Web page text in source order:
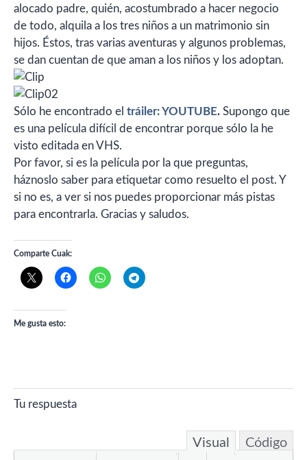
alocado padre, quién, acostumbrado a hacer negocio
de todo, alquila a los tres niños a un matrimonio sin
hijos. Éstos, tras varias aventuras y algunos problemas,
se dan cuentan de que aman a los niños y los adoptan.
Sólo he encontrado el tráiler: YOUTUBE. Supongo que
es una película difícil de encontrar porque sólo la he
visto editada en VHS.
Por favor, si es la película por la que preguntas,
háznoslo saber para etiquetar como resuelto el post. Y
si no es, a ver si nos puedes proporcionar más pistas
para encontrarla. Gracias y saludos.
Comparte Cuak:
Me gusta esto:
Tu respuesta
Visual Código